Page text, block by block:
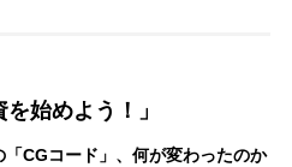
始めよう！」
「CGコード」、何が変わったのか